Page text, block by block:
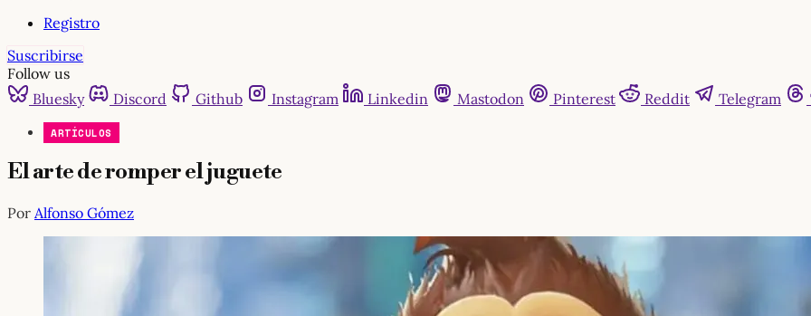
Registro
Suscribirse
Follow us
Bluesky
Discord Github Instagram Linkedin Mastodon Pinterest Reddit Telegram
ARTÍCULOS
El arte de romper el juguete
Por Alfonso Gómez